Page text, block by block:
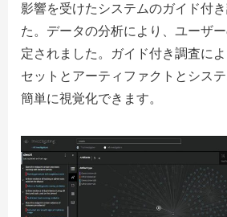
影響を受けたシステムのガイド付
た。データの分析により、ユーザ
定されました。ガイド付き調査に
セットとアーティファクトとシ​​ス
簡単に視覚化できます。